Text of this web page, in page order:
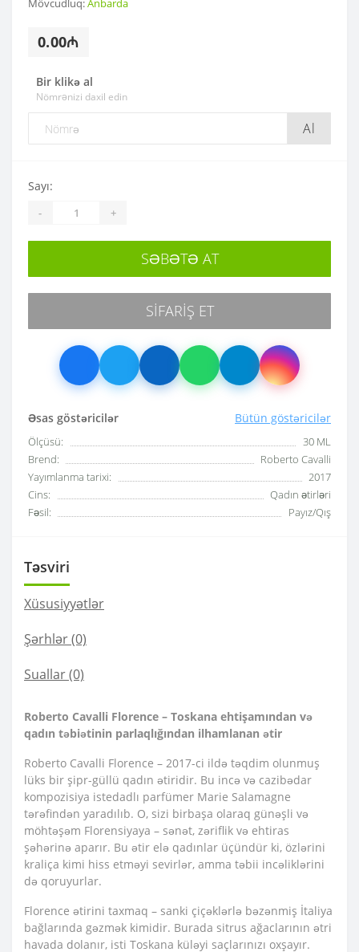
Mövcudluq:Anbarda
0.00₼
Bir klikə al
Nömrənizi daxil edin
Al
Əsas göstəricilər Bütün göstəricilər
Ölçüsü:
30 ML
Brend:
Roberto Cavalli
Yayımlanma tarixi:
2017
Cins:
Qadın ətirləri
Fəsil:
Payız/Qış
Sayı:
- +
SƏBƏTƏ AT
SIFARIŞ ET
Təsviri
Xüsusiyyətlər
Şərhlər (0)
Suallar(0)
Roberto Cavalli Florence – Toskana ehtişamından və
qadın təbiətinin parlaqlığından ilhamlanan ətir
Roberto Cavalli Florence – 2017-ci ildə təqdim olunmuş
lüks bir şipr-güllü qadın ətiridir. Bu incə və cazibədar
kompozisiya istedadlı parfümer Marie Salamagne
tərəfindən yaradılıb. O, sizi birbaşa olaraq günəşli və
möhtəşəm Florensiyaya – sənət, zəriflik və ehtiras
şəhərinə aparır. Bu ətir elə qadınlar üçündür ki, özlərini
kraliça kimi hiss etməyi sevirlər, amma təbii incəliklərini
də qoruyurlar.
Florence ətirini taxmaq – sanki çiçəklərlə bəzənmiş İtaliya
bağlarında gəzmək kimidir. Burada sitrus ağaclarının ətri
havada dolanır, isti Toskana küləyi saçlarınızı oxşayır.